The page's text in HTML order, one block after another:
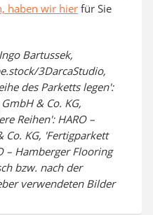
haben wir hier für Sie
Bartussek,
3DarcaStudio,
des Parketts legen':
& Co. KG,
Reihen': HARO –
KG, 'Fertigparkett
– Hamberger Flooring
bzw. nach der
verwendeten Bilder